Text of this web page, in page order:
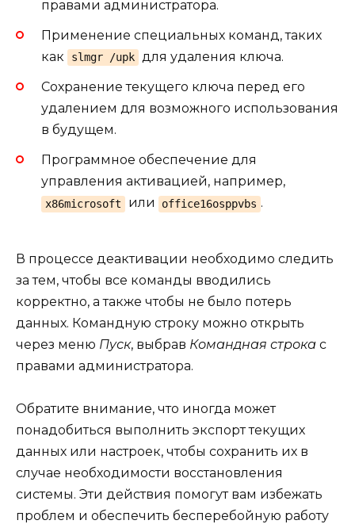
правами администратора.
Применение специальных команд, таких
как
slmgr /upk для удаления ключа.
Сохранение текущего ключа перед его
удалением для возможного использования
в будущем.
Программное обеспечение для
управления активацией, например,
x86microsoft или office16osppvbs .
В процессе деактивации необходимо следить
за тем, чтобы все команды вводились
корректно, а также чтобы не было потерь
данных. Командную строку можно открыть
через меню Пуск, выбрав Командная строка с
правами администратора.
Обратите внимание, что иногда может
понадобиться выполнить экспорт текущих
данных или настроек, чтобы сохранить их в
случае необходимости восстановления
системы. Эти действия помогут вам избежать
проблем и обеспечить бесперебойную работу